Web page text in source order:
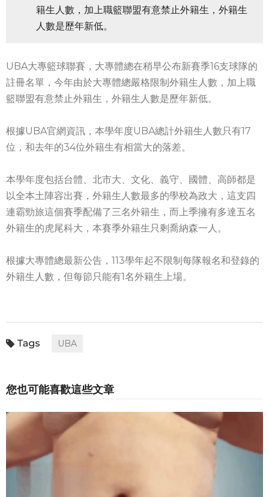
籍生人數，加上職籃聯盟有意禁止外籍生，外籍生
人數是歷年新低。
UBA大專籃球聯賽，大專體總在稍早公布新賽季16支球隊的
註冊名單，今年由於大專體總嚴格限制外籍生人數，加上職
籃聯盟有意禁止外籍生，外籍生人數是歷年新低。
根據UBA官網資訊，本學年度UBA總計外籍生人數只有17
位，和去年的34位外籍生有相當大的落差。
本學年度包括台體、北市大、文化、義守、國體、高師都是
以全本土陣容出賽，外籍生人數最多的學校為政大，這支四
連霸勁旅這個賽季配備了三名外籍生，而上季擁有多達五名
外籍生的虎尾科大，本賽季外籍生只剩喬納森一人。
根據大專體總最新公告，113學年起不限制每隊報名和登錄的
外籍生人數，但每節只能有1名外籍生上場。
UBA
您也可能喜歡這些文章